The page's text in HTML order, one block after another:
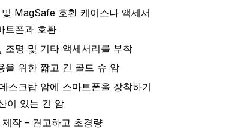
MagSafe 호환 케이스나 액세서
트폰과 호환
조명 및 기타 액세서리를 부착
을 위한 짧고 긴 콜드 슈 암
스크탑 암에 스마트폰을 장착하기
이 있는 긴 암
작 – 견고하고 초경량